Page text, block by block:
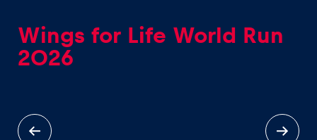
Erlebnisse
Alle anzeigen
Wings for Life World Run
2026